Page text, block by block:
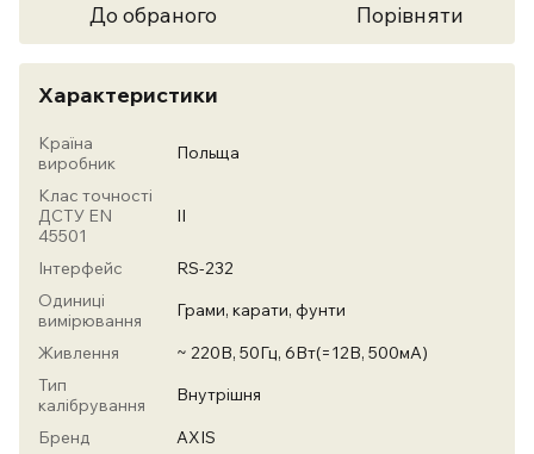
До обраного Порівняти
Характеристики
Країна
виробник
Польща
Клас точності
ДСТУ EN
45501
II
Інтерфейс
RS-232
Одиниці
вимірювання
Грами, карати, фунти
Живлення
~ 220В, 50Гц, 6Вт(=12В, 500мА)
Тип
калібрування
Внутрішня
Бренд
AXIS